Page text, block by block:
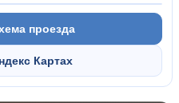
проезда
Картах